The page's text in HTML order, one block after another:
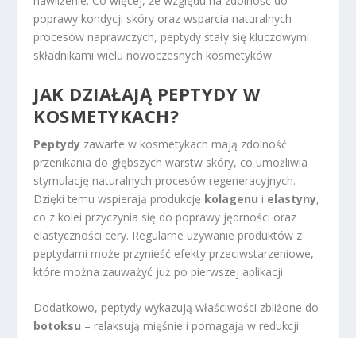
poprawy kondycji skóry oraz wsparcia naturalnych
procesów naprawczych, peptydy stały się kluczowymi
składnikami wielu nowoczesnych kosmetyków.
JAK DZIAŁAJĄ PEPTYDY W
KOSMETYKACH?
Peptydy zawarte w kosmetykach mają zdolność
przenikania do głębszych warstw skóry, co umożliwia
stymulację naturalnych procesów regeneracyjnych.
Dzięki temu wspierają produkcję kolagenu i elastyny,
co z kolei przyczynia się do poprawy jędrności oraz
elastyczności cery. Regularne używanie produktów z
peptydami może przynieść efekty przeciwstarzeniowe,
które można zauważyć już po pierwszej aplikacji.
Dodatkowo, peptydy wykazują właściwości zbliżone do
botoksu – relaksują mięśnie i pomagają w redukcji